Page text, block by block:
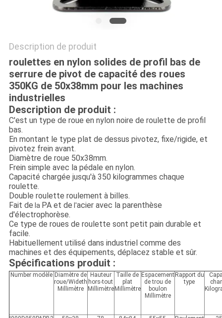
Description de produit
roulettes en nylon solides de profil bas de
serrure de pivot de capacité des roues
350KG de 50x38mm pour les machines
industrielles
Description de produit :
C'est un type de roue en nylon noire de roulette de profil
bas.
En montant le type plat de dessus pivotez, fixe/rigide, et
pivotez frein avant.
Diamètre de roue 50x38mm.
Frein simple avec la pédale en nylon.
Capacité chargée jusqu'à 350 kilogrammes chaque
roulette.
Double roulette roulement à billes.
Fait de la PA et de l'acier avec la parenthèse
d'électrophorèse.
Ce type de roues de roulette sont petit pain durable et
facile.
Habituellement utilisé dans industriel comme des
machines et des équipements, déplacez stable et sûr.
Spécifications produit :
Number modèle Diamètre de
roue/Wideth
Millimètre
Hauteur
hors-tout
Millimètre
Taille de
plat
Millimètre
Espacement
de trou de
boulon
Millimètre
Rapport du
type